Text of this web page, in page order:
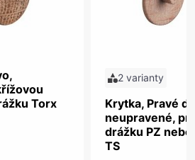
Torx
2 varianty
Krytka, Pravé
neupravené,
drážku PZ
TS